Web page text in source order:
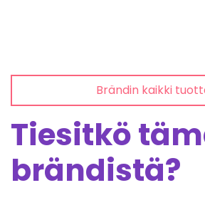
Brändin kaikki
Tiesitkö
brändistä?